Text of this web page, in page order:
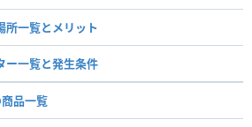
所一覧とメリット
ー一覧と発生条件
品一覧